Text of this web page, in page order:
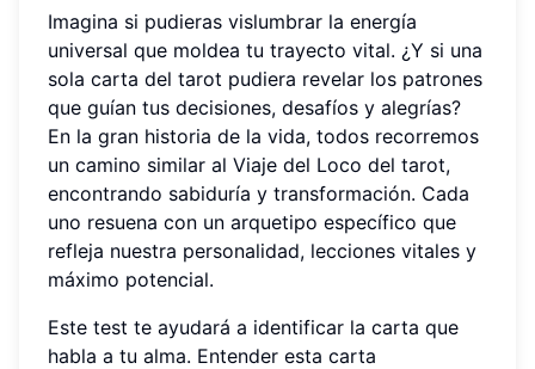
Imagina si pudieras vislumbrar la energía
universal que moldea tu trayecto vital. ¿Y si una
sola carta del tarot pudiera revelar los patrones
que guían tus decisiones, desafíos y alegrías?
En la gran historia de la vida, todos recorremos
un camino similar al Viaje del Loco del tarot,
encontrando sabiduría y transformación. Cada
uno resuena con un arquetipo específico que
refleja nuestra personalidad, lecciones vitales y
máximo potencial.
Este test te ayudará a identificar la carta que
habla a tu alma. Entender esta carta